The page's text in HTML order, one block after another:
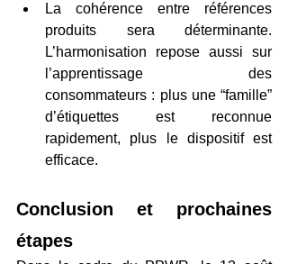
La cohérence entre références
produits sera déterminante.
L’harmonisation repose aussi sur
l’apprentissage des
consommateurs : plus une “famille”
d’étiquettes est reconnue
rapidement, plus le dispositif est
efficace.
Conclusion et prochaines
étapes